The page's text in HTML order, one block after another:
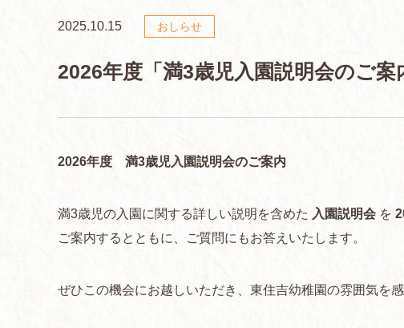
2025.10.15 おしらせ
2026年度「満3歳児入園説明会のご案
2026年度 満3歳児入園説明会のご案内
満3歳児の入園に関する詳しい説明を含めた 入園説明会を
ご案内するとともに、ご質問にもお答えいたします。
ぜひこの機会にお越しいただき、東住吉幼稚園の雰囲気を